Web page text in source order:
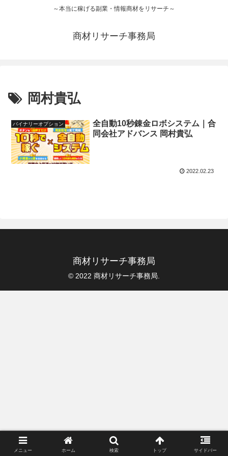
～本当に稼げる副業・情報商材をリサーチ～
商材リサーチ事務局
岡村貴弘
バイナリーオプション
全自動10秒錬金ロボシステム｜合
同会社アドバンス 岡村貴弘
2022.02.23
商材リサーチ事務局
© 2022 商材リサーチ事務局.
メニュー ホーム 検索 トップ サイドバー